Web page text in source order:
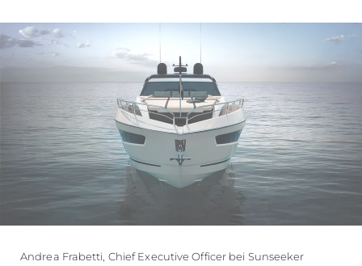
Andrea Frabetti, Chief Executive Officer bei Sunseeker